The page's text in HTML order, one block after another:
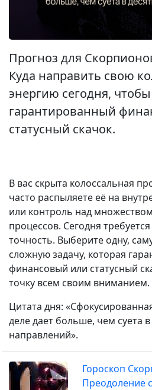
Прогноз для
Куда направить свою
энергию сегодня,
гарантированный
статусный скачок.
В вас скрыта колоссальная
часто распыляете её на
или контроль над
процессов. Сегодня
точность. Выберите одну,
сложную задачу, которая
финансовый или статусный
точку всем своим вниманием.
Цитата дня:
деле дает больше, чем суета в
направлений».
Гороскоп
Преодоление